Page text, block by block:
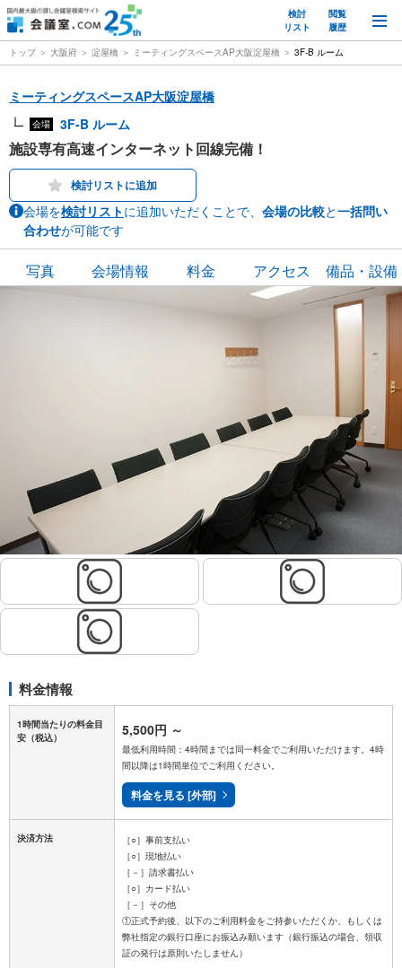
検討
リスト
閲覧
履歴
トップ 大阪府 淀屋橋 ミーティングスペースAP大阪淀屋橋 3F-B ルーム
ミーティングスペースAP大阪淀屋橋
会場 3F-B ルーム
施設専有高速インターネット回線完備！
検討リストに追加
会場を検討リストに追加いただくことで、 会場の比較と一括問い
合わせが可能です
写真 会場情報 料金 アクセス 備品・設備
料金情報
1時間当たりの料金目
安 （税込） 5,500円 ～
最低利用時間：4時間までは同一料金でご利用いただけます。4時
間以降は1時間単位でご利用ください。
料金を見る [外部]
決済方法
［○］事前支払い
［○］現地払い
［－］請求書払い
［○］カード払い
［－］その他
①正式予約後、以下のご利用料金をご持参いただくか、もしくは
弊社指定の銀行口座にお振込み願います（銀行振込の場合、領収
証の発行は原則いたしません）